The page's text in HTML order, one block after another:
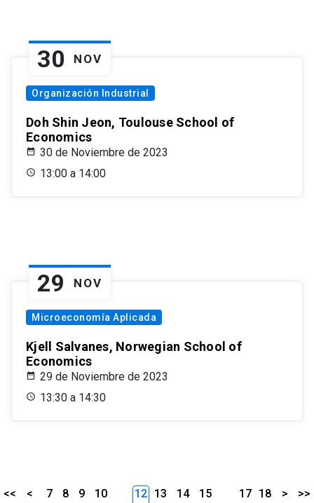
30 NOV
Organización Industrial
Doh Shin Jeon, Toulouse School of
Economics
30 de Noviembre de 2023
13:00 a 14:00
29 NOV
Microeconomía Aplicada
Kjell Salvanes, Norwegian School of
Economics
29 de Noviembre de 2023
13:30 a 14:30
<< < 7 8 9
10
12 13 14
15
17 18 > >>